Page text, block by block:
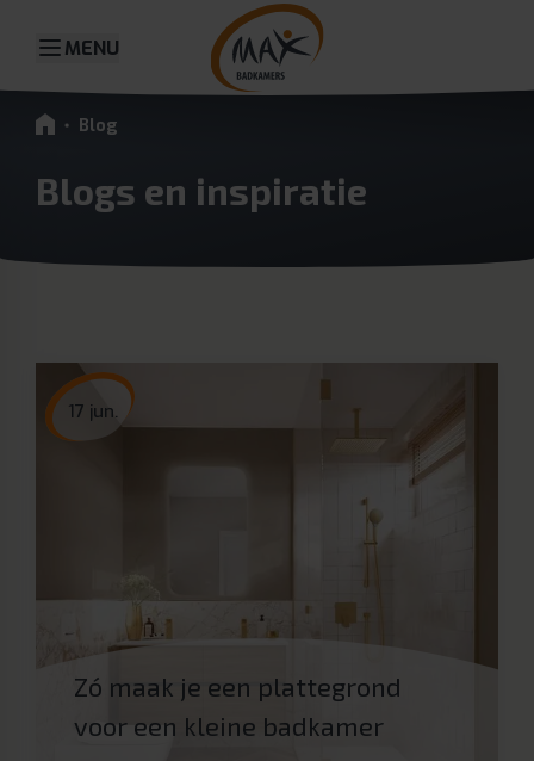
MENU
Blog
Blogs en inspiratie
17 jun.
Zó maak je een plattegrond
voor een kleine badkamer